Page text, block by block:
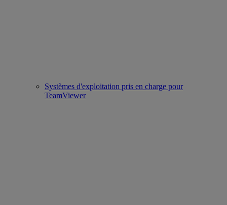
Systèmes d'exploitation pris en charge pour
TeamViewer